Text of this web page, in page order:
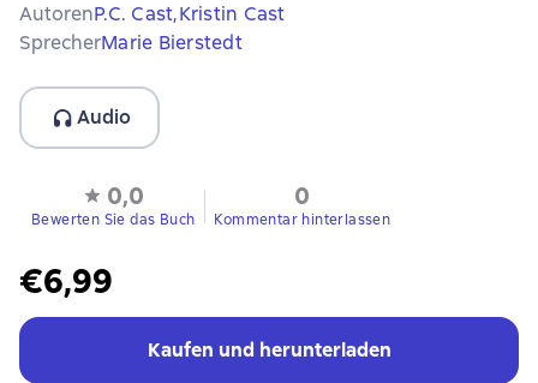
AutorenP.C. Cast,Kristin Cast
SprecherMarie Bierstedt
Audio
0,0
Bewerten Sie das Buch
0
Kommentar hinterlassen
€6,99
Kaufen und herunterladen